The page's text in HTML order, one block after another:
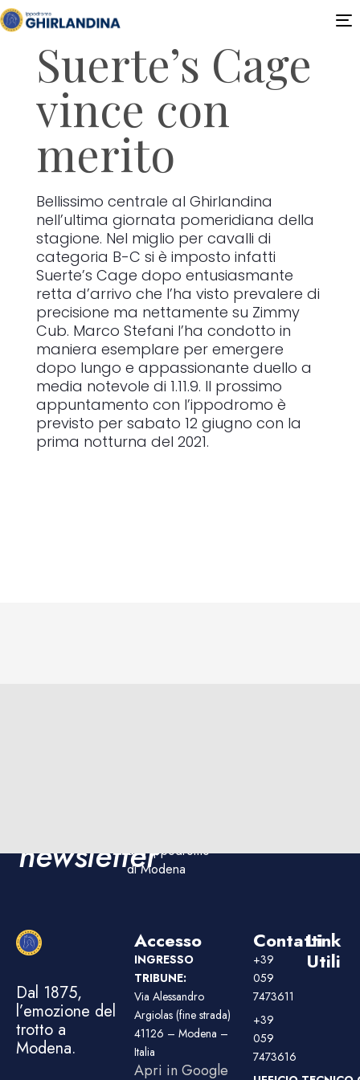
Suerte’s Cage
vince con
merito
Bellissimo centrale al Ghirlandina
nell’ultima giornata pomeridiana della
stagione. Nel miglio per cavalli di
categoria B-C si è imposto infatti
Suerte’s Cage dopo entusiasmante
retta d’arrivo che l’ha visto prevalere di
precisione ma nettamente su Zimmy
Cub. Marco Stefani l’ha condotto in
maniera esemplare per emergere
dopo lungo e appassionante duello a
media notevole di 1.11.9. Il prossimo
appuntamento con l’ippodromo è
previsto per sabato 12 giugno con la
prima notturna del 2021.
newsletterdell'Ippodromo
di Modena
Dal 1875,
l’emozione del
trotto a
Modena.
Accesso
INGRESSO
TRIBUNE:
Via Alessandro
Argiolas (fine strada)
41126 – Modena –
Italia
Apri in Google
Contatti
+39
059
7473611
+39
059
7473616
Link
Utili